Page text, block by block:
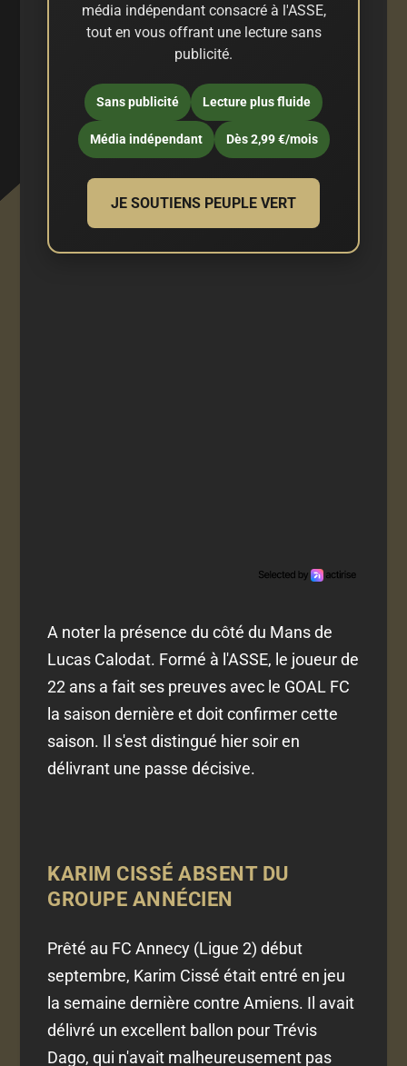
média indépendant consacré à l'ASSE,
tout en vous offrant une lecture sans
publicité.
Sans publicité Lecture plus fluide
Média indépendant Dès 2,99 €/mois
JE SOUTIENS PEUPLE VERT
A noter la présence du côté du Mans de
Lucas Calodat. Formé à l'ASSE, le joueur de
22 ans a fait ses preuves avec le GOAL FC
la saison dernière et doit confirmer cette
saison. Il s'est distingué hier soir en
délivrant une passe décisive.
KARIM CISSÉ ABSENT DU
GROUPE ANNÉCIEN
Prêté au FC Annecy (Ligue 2) début
septembre, Karim Cissé était entré en jeu
la semaine dernière contre Amiens. Il avait
délivré un excellent ballon pour Trévis
Dago, qui n'avait malheureusement pas